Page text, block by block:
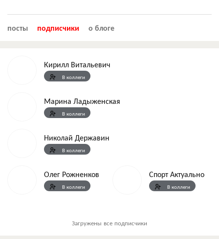
посты подписчики о блоге
Кирилл Витальевич
В коллеги
Марина Ладыженская
В коллеги
Николай Державин
В коллеги
Олег Рожненков
В коллеги
Спорт Актуально
В коллеги
Загружены все подписчики